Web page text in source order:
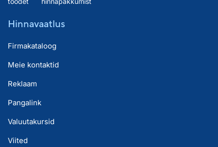
Hinnavaatlus
Firmakataloog
Meie kontaktid
Reklaam
Pangalink
Valuutakursid
Viited